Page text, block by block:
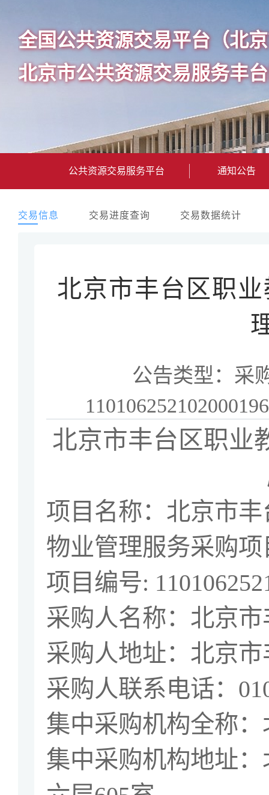
全国公共资源交易平台（北
北京市公共资源交易服务丰
公共资源交易服务平台 通知公告
交易信息 交易进度查询 交易数据统计
北京市丰台区职
公告类型： 采
北京市丰台区职业
项目名称： 北京市
物业管理服务采购项
项目编号:
采购人名称：北京
采购人地址：北京
采购人联系电话：
集中采购机构全称
集中采购机构地址